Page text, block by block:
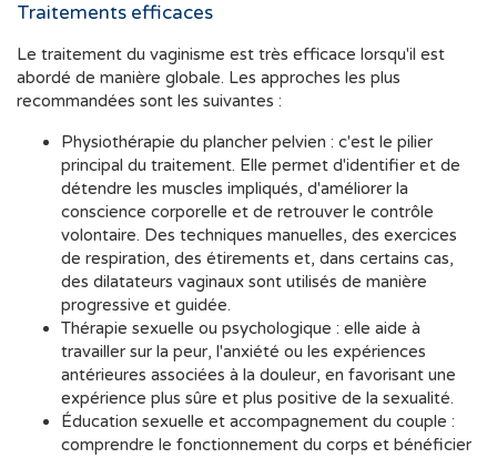
Traitements efficaces
Le traitement du vaginisme est très efficace lorsqu'il est
abordé de manière globale. Les approches les plus
recommandées sont les suivantes :
Physiothérapie du plancher pelvien : c'est le pilier
principal du traitement. Elle permet d'identifier et de
détendre les muscles impliqués, d'améliorer la
conscience corporelle et de retrouver le contrôle
volontaire. Des techniques manuelles, des exercices
de respiration, des étirements et, dans certains cas,
des dilatateurs vaginaux sont utilisés de manière
progressive et guidée.
Thérapie sexuelle ou psychologique : elle aide à
travailler sur la peur, l'anxiété ou les expériences
antérieures associées à la douleur, en favorisant une
expérience plus sûre et plus positive de la sexualité.
Éducation sexuelle et accompagnement du couple :
comprendre le fonctionnement du corps et bénéficier